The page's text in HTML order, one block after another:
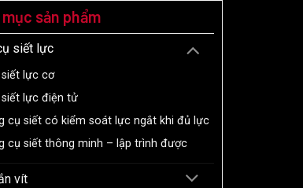
sản phẩm
siết lực
siết lực cơ
siết lực điện tử
cụ siết có kiểm soát lực ngắt khi đủ lực
cụ siết thông minh – lập trình được
vít